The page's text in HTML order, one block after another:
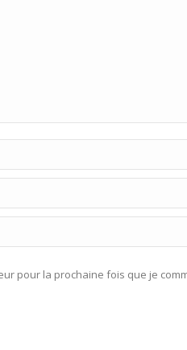
pour la prochaine fois que je